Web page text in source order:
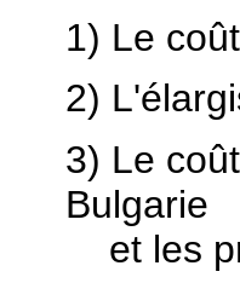
1) Le
2)
3) Le
Bulgarie
et les